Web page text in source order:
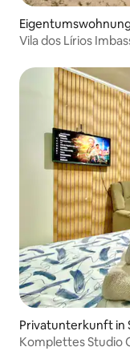
Vila dos Lírios
Privatunterkunft in
Komplettes Studio